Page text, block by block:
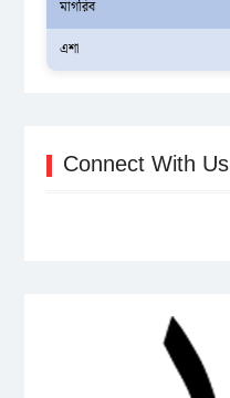
মাগরিব
এশা
Connect With Us